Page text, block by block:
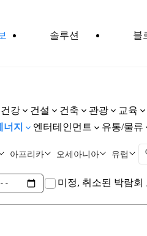
솔루션 블
건강 건설 건축 관광 교육
너지 엔터테인먼트 유통/물류
아프리카 오세아니아 유럽
미정, 취소된 박람회